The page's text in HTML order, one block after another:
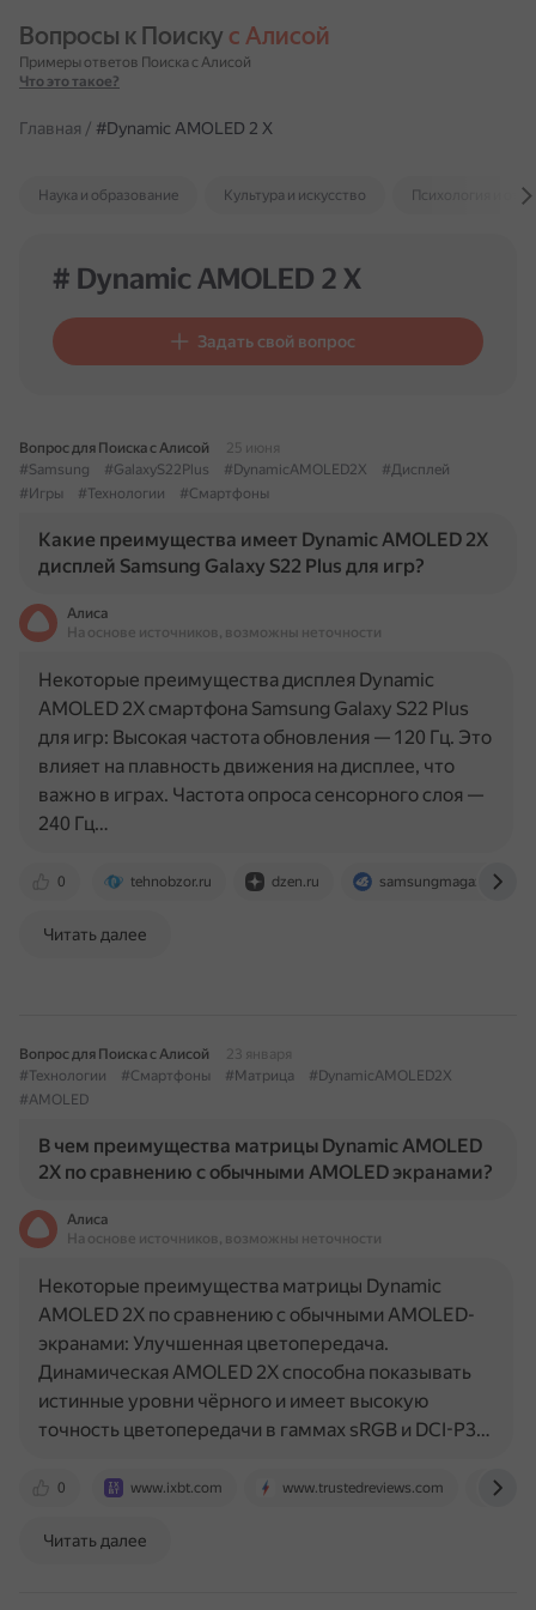
Вопросы к Поиску с Алисой
Примеры ответов Поиска с Алисой
Что это такое?
Главная / #Dynamic AMOLED 2 X
Наука и образование Культура и искусство Психология и
# Dynamic AMOLED 2 X
Задать свой вопрос
Вопрос для Поиска с Алисой
25 июня
#Samsung
#GalaxyS22Plus #DynamicAMOLED2X
#Дисплей
#Игры
#Технологии #Смартфоны
Какие преимущества имеет Dynamic AMOLED 2X
дисплей Samsung Galaxy S22 Plus для игр?
Алиса
На основе источников, возможны неточности
0 tehnobzor.ru dzen.ru samsungmagazine.eu
Некоторые преимущества дисплея Dynamic
AMOLED 2X смартфона Samsung Galaxy S22 Plus
для игр: Высокая частота обновления — 120 Гц. Это
влияет на плавность движения на дисплее, что
важно в играх. Частота опроса сенсорного слоя —
240 Гц…
Читать далее
Вопрос для Поиска с Алисой
23 января
#Технологии
#Смартфоны #Матрица
#DynamicAMOLED2X
#AMOLED
В чем преимущества матрицы Dynamic AMOLED
2X по сравнению с обычными AMOLED экранами?
Алиса
На основе источников, возможны неточности
0 www.ixbt.com www.trustedreviews.com
Некоторые преимущества матрицы Dynamic
AMOLED 2X по сравнению с обычными AMOLED-
экранами: Улучшенная цветопередача.
Динамическая AMOLED 2X способна показывать
истинные уровни чёрного и имеет высокую
точность цветопередачи в гаммах sRGB и DCI-P3…
Читать далее